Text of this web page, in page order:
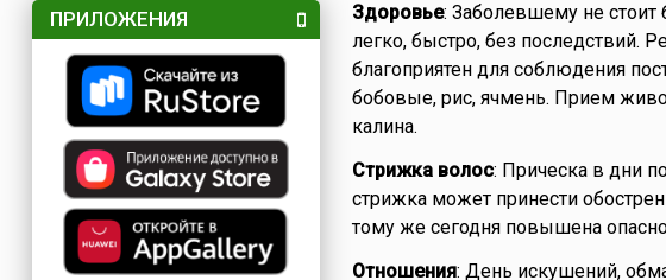
ПРИЛОЖЕНИЯ
Здоровье: Заболевшему не стоит
легко, быстро, без последствий.
благоприятен для соблюдения
бобовые, рис, ячмень. Прием
калина.
Стрижка волос: Прическа в дни
стрижка может принести
тому же сегодня повышена
Отношения: День искушений,